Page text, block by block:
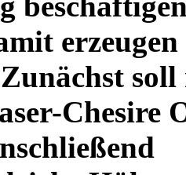
erzeugen
Chesire